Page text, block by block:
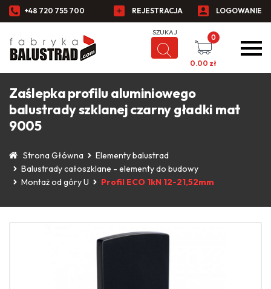
+48 720 755 700 REJESTRACJA LOGOWANIE
0
0.00 zł
Zaślepka profilu aluminiowego
balustrady szklanej czarny gładki mat
9005
Strona Główna
Elementy balustrad
Balustrady całoszklane - elementy do budowy
Montaż od góry U
Profil ECO 1kN 12-21,52mm